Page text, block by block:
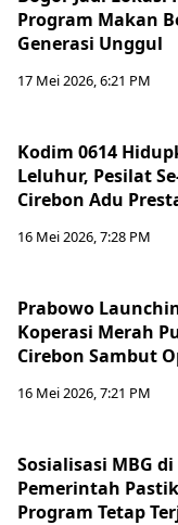
Program Makan
Generasi Unggul
17 Mei 2026, 6:21 PM
Kodim 0614
Leluhur, Pesilat
Cirebon Adu
16 Mei 2026, 7:28 PM
Prabowo
Koperasi Merah
Cirebon Sambut
16 Mei 2026, 7:21 PM
Sosialisasi MBG
Pemerintah
Program Tetap